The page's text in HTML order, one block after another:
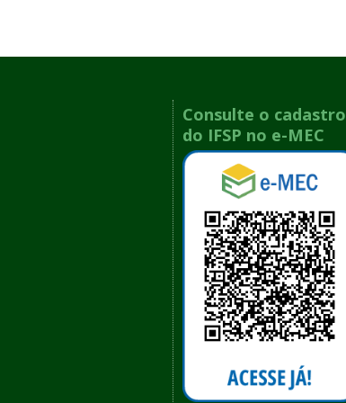
Consulte o cadastro
do IFSP no e-MEC